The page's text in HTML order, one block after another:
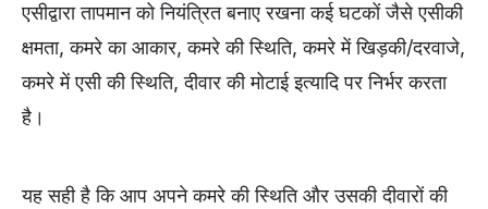
एसीद्वारा तापमान को नियंत्रित बनाए रखना कई घटकों जैसे एसीकी
क्षमता, कमरे का आकार, कमरे की स्थिति, कमरे में खिड़की/दरवाजे,
कमरे में एसी की स्थिति, दीवार की मोटाई इत्यादि पर निर्भर करता
है।
यह सही है कि आप अपने कमरे की स्थिति और उसकी दीवारों की